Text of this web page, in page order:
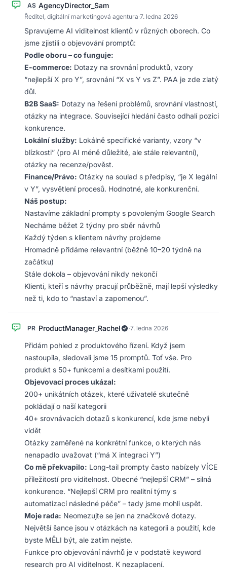
AS AgencyDirector_Sam
Ředitel, digitální marketingová agentura·7. ledna 2026
Spravujeme AI viditelnost klientů v různých oborech. Co
jsme zjistili o objevování promptů:
Podle oboru – co funguje:
E-commerce: Dotazy na srovnání produktů, vzory
“nejlepší X pro Y”, srovnání “X vs Y vs Z”. PAA je zde zlatý
důl.
B2B SaaS: Dotazy na řešení problémů, srovnání vlastností,
otázky na integrace. Související hledání často odhalí pozici
konkurence.
Lokální služby: Lokálně specifické varianty, vzory “v
blízkosti” (pro AI méně důležité, ale stále relevantní),
otázky na recenze/pověst.
Finance/Právo: Otázky na soulad s předpisy, “je X legální
v Y”, vysvětlení procesů. Hodnotné, ale konkurenční.
Náš postup:
Nastavíme základní prompty s povoleným Google Search
Necháme běžet 2 týdny pro sběr návrhů
Každý týden s klientem návrhy projdeme
Hromadně přidáme relevantní (běžně 10–20 týdně na
začátku)
Stále dokola – objevování nikdy nekončí
Klienti, kteří s návrhy pracují průběžně, mají lepší výsledky
než ti, kdo to “nastaví a zapomenou”.
PR ProductManager_Rachel ·7. ledna 2026
Přidám pohled z produktového řízení. Když jsem
nastoupila, sledovali jsme 15 promptů. Toť vše. Pro
produkt s 50+ funkcemi a desítkami použití.
Objevovací proces ukázal:
200+ unikátních otázek, které uživatelé skutečně
pokládají o naší kategorii
40+ srovnávacích dotazů s konkurencí, kde jsme nebyli
vidět
Otázky zaměřené na konkrétní funkce, o kterých nás
nenapadlo uvažovat (“má X integraci Y”)
Co mě překvapilo: Long-tail prompty často nabízely VÍCE
příležitostí pro viditelnost. Obecné “nejlepší CRM” – silná
konkurence. “Nejlepší CRM pro realitní týmy s
automatizací následné péče” – tady jsme mohli uspět.
Moje rada: Neomezujte se jen na značkové dotazy.
Největší šance jsou v otázkách na kategorii a použití, kde
byste MĚLI být, ale zatím nejste.
Funkce pro objevování návrhů je v podstatě keyword
research pro AI viditelnost. K nezaplacení.